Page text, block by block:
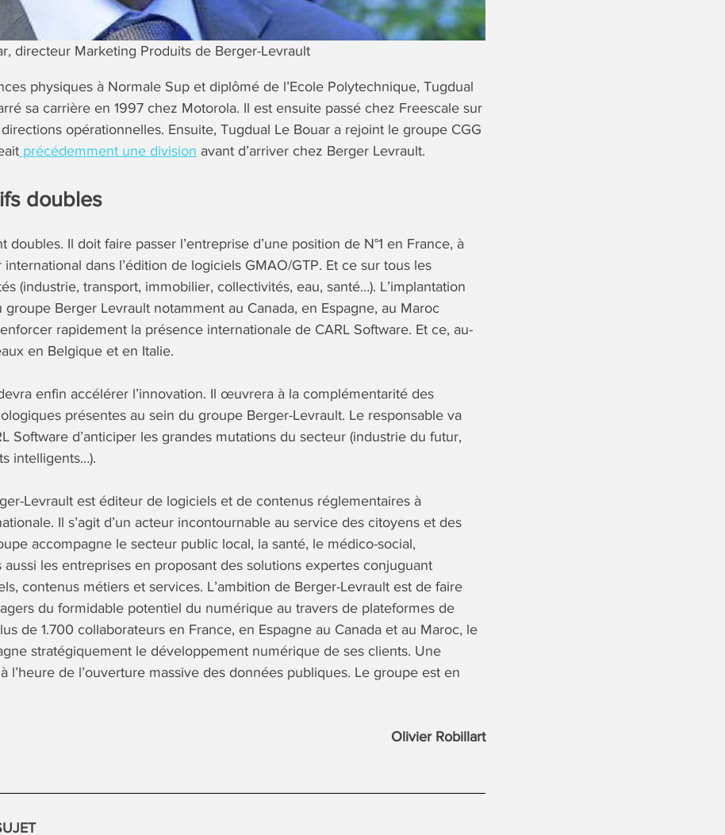
directeur Marketing Produits de Berger-Levrault
physiques à Normale Sup et diplômé de l’Ecole Polytechnique, Tugdual
sa carrière en 1997 chez Motorola. Il est ensuite passé chez Freescale sur
opérationnelles. Ensuite, Tugdual Le Bouar a rejoint le groupe CGG
précédemment une division avant d’arriver chez Berger Levrault.
doubles
doubles. Il doit faire passer l’entreprise d’une position de N°1 en France, à
international dans l’édition de logiciels GMAO/GTP. Et ce sur tous les
(industrie, transport, immobilier, collectivités, eau, santé…). L’implantation
groupe Berger Levrault notamment au Canada, en Espagne, au Maroc
rapidement la présence internationale de CARL Software. Et ce, au-
en Belgique et en Italie.
enfin accélérer l’innovation. Il œuvrera à la complémentarité des
présentes au sein du groupe Berger-Levrault. Le responsable va
Software d’anticiper les grandes mutations du secteur (industrie du futur,
intelligents…).
Levrault est éditeur de logiciels et de contenus réglementaires à
Il s’agit d’un acteur incontournable au service des citoyens et des
accompagne le secteur public local, la santé, le médico-social,
aussi les entreprises en proposant des solutions expertes conjuguant
contenus métiers et services. L’ambition de Berger-Levrault est de faire
du formidable potentiel du numérique au travers de plateformes de
de 1.700 collaborateurs en France, en Espagne au Canada et au Maroc, le
stratégiquement le développement numérique de ses clients. Une
l’heure de l’ouverture massive des données publiques. Le groupe est en
Olivier Robillart